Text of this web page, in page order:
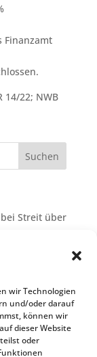
wir Technologien
und/oder darauf
können wir
dieser Website
oder
Finanzamt
14/22; NWB
Streit über
die